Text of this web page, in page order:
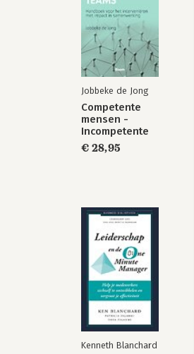
Jobbeke de Jong
Competente
mensen -
Incompetente
teams
€ 28,95
Kenneth Blanchard